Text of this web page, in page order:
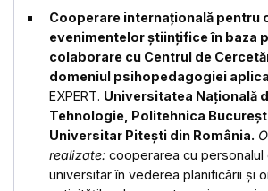
Cooperare internațională pentru
evenimentelor științifice în baza
colaborare cu Centrul de
domeniul psihopedagogiei
EXPERT. Universitatea Națională
Tehnologie, Politehnica
Universitar Pitești din România.
realizate: cooperarea cu personalul
universitar în vederea planificării și